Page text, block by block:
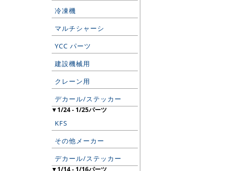
冷凍機
マルチシャーシ
YCC パーツ
建設機械用
クレーン用
デカール/ステッカー
▼1/24 - 1/25パーツ
KFS
その他メーカー
デカール/ステッカー
▼1/14 - 1/16パーツ